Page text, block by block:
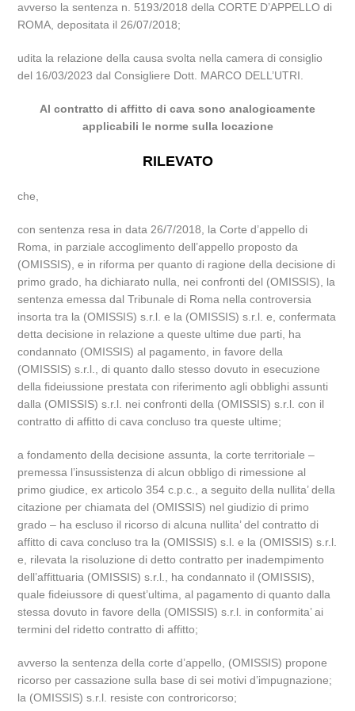
avverso la sentenza n. 5193/2018 della CORTE D’APPELLO di
ROMA, depositata il 26/07/2018;
udita la relazione della causa svolta nella camera di consiglio
del 16/03/2023 dal Consigliere Dott. MARCO DELL’UTRI.
Al contratto di affitto di cava sono analogicamente
applicabili le norme sulla locazione
RILEVATO
che,
con sentenza resa in data 26/7/2018, la Corte d’appello di
Roma, in parziale accoglimento dell’appello proposto da
(OMISSIS), e in riforma per quanto di ragione della decisione di
primo grado, ha dichiarato nulla, nei confronti del (OMISSIS), la
sentenza emessa dal Tribunale di Roma nella controversia
insorta tra la (OMISSIS) s.r.l. e la (OMISSIS) s.r.l. e, confermata
detta decisione in relazione a queste ultime due parti, ha
condannato (OMISSIS) al pagamento, in favore della
(OMISSIS) s.r.l., di quanto dallo stesso dovuto in esecuzione
della fideiussione prestata con riferimento agli obblighi assunti
dalla (OMISSIS) s.r.l. nei confronti della (OMISSIS) s.r.l. con il
contratto di affitto di cava concluso tra queste ultime;
a fondamento della decisione assunta, la corte territoriale –
premessa l’insussistenza di alcun obbligo di rimessione al
primo giudice, ex articolo 354 c.p.c., a seguito della nullita’ della
citazione per chiamata del (OMISSIS) nel giudizio di primo
grado – ha escluso il ricorso di alcuna nullita’ del contratto di
affitto di cava concluso tra la (OMISSIS) s.l. e la (OMISSIS) s.r.l.
e, rilevata la risoluzione di detto contratto per inadempimento
dell’affittuaria (OMISSIS) s.r.l., ha condannato il (OMISSIS),
quale fideiussore di quest’ultima, al pagamento di quanto dalla
stessa dovuto in favore della (OMISSIS) s.r.l. in conformita’ ai
termini del ridetto contratto di affitto;
avverso la sentenza della corte d’appello, (OMISSIS) propone
ricorso per cassazione sulla base di sei motivi d’impugnazione;
la (OMISSIS) s.r.l. resiste con controricorso;